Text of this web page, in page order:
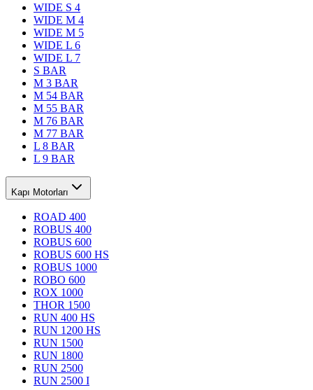
WIDE S 4
WIDE M 4
WIDE M 5
WIDE L 6
WIDE L 7
S BAR
M 3 BAR
M 54 BAR
M 55 BAR
M 76 BAR
M 77 BAR
L 8 BAR
L 9 BAR
Kapı Motorları
ROAD 400
ROBUS 400
ROBUS 600
ROBUS 600 HS
ROBUS 1000
ROBO 600
ROX 1000
THOR 1500
RUN 400 HS
RUN 1200 HS
RUN 1500
RUN 1800
RUN 2500
RUN 2500 I